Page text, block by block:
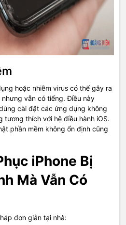
hoặc nhiễm virus có thể gây ra
vẫn có tiếng. Điều này
cài đặt các ứng dụng không
tương thích với hệ điều hành iOS.
phần mềm không ổn định cũng
iPhone Bị
Mà Vẫn Có
đơn giản tại nhà: